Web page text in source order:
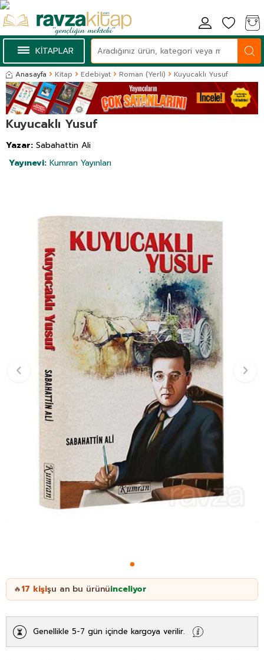
KİTAPLAR
Anasayfa Kitap Edebiyat Roman (Yerli) Kuyucaklı Yusuf
Kuyucaklı Yusuf
Yazar: Sabahattin Ali
Yayınevi: Kumran Yayınları
🔥17 kişişu an bu ürünüinceliyor
Genellikle 5-7 gün içinde kargoya verilir.